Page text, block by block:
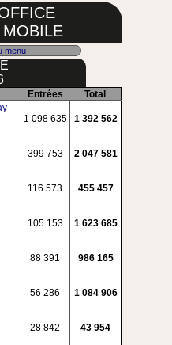
menu
Entrées Total
1 098 635 1 392 562
399 753 2 047 581
116 573 455 457
105 153 1 623 685
88 391 986 165
56 286 1 084 906
28 842 43 954